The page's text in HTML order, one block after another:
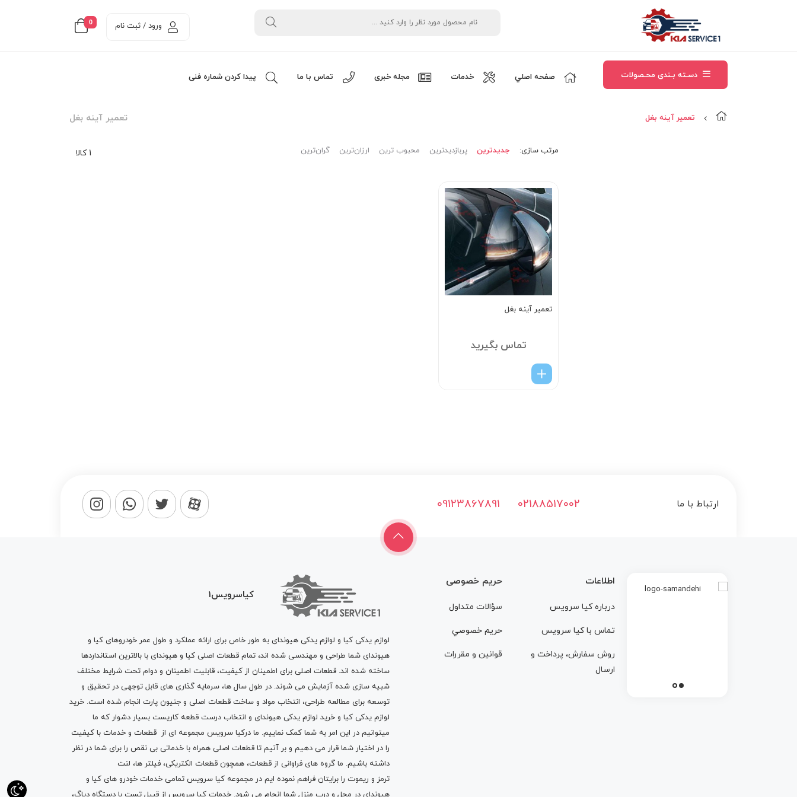
0 ورود / ثبت نام
دسـته بـندی محـصولات صفحه اصلي خدمات مجله خبری تماس با ما پیدا کردن شماره فنی
تعمير آينه بغل تعمير آينه بغل
1 کالا مرتب‌ سازی: جدیدترین پربازدیدترین محبوب ترین ارزان‌ترین گران‌ترین
تعمير آينه بغل
تماس بگیرید
ارتباط با ما 09123867891 02188517002
اطلاعات
درباره کيا سرويس
تماس با کيا سرويس
روش سفارش، پرداخت و
ارسال
حریم خصوصی
سؤالات متداول
حريم خصوصي
قوانين و مقررات
کیاسرویس1
لوازم یدکی کیا و لوازم یدکی هیوندای به طور خاص برای ارائه عملکرد و طول عمر خودروهای کیا و
هیوندای شما طراحی و مهندسی شده اند، تمام قطعات اصلی کیا و هیوندای با بالاترین استانداردها
ساخته شده اند. قطعات اصلی برای اطمینان از کیفیت، قابلیت اطمینان و دوام تحت شرایط مختلف
شبیه سازی شده آزمایش می شوند. در طول سال ها، سرمایه گذاری های قابل توجهی در تحقیق و
توسعه برای مطالعه طراحی، انتخاب مواد و ساخت قطعات اصلی و جنیون پارت انجام شده است. خرید
لوازم یدکی کیا و خرید لوازم یدکی هیوندای و انتخاب درست قطعه کاریست بسیار دشوار که ما
میتوانیم در این امر به شما کمک نماییم. ما درکیا سرویس مجموعه ای از قطعات و خدمات با کیفیت
را در اختیار شما قرار می دهیم و بر آنیم تا قطعات اصلی همراه با خدماتی بی نقص را برای شما در نظر
داشته باشیم. ما گروه های فراوانی از قطعات، همچون قطعات الکتریکی، فیلتر ها، لنت
ترمز و ریموت را برایتان فراهم نموده ایم در مجموعه کیا سرویس تمامی خدمات خودرو های کیا و
هیوندای در محل و درب منزل شما انجام می شود. خدمات کیا سرویس از قبیل تست با دستگاه دیاگ،